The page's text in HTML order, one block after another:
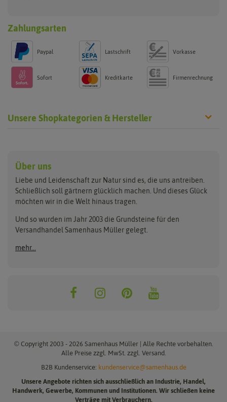
Zahlungsarten
Paypal Lastschrift Vorkasse
Sofort Kreditkarte Firmenrechnung
Unsere Shopkategorien & Hersteller
Anzuchtschalen
Erdbeertürme
Folien, Vliese und Netze
Gartengeräte
Nützlinge & Nisthilfen
Keimsprossen
Saatgut für Werbezwecke
Samen-Sets
Gemüsesamen
Exotische Samen
Rasensamen
Pflanzgut
Pflanzschalotten
Steckzwiebeln
Benary
Buzzy Seeds
Clever Pots
Dürr-Samen
FLORTUS
Greenline
Grüne Oase
ReNatura Vogelwelt
Über uns
Liebe und Leidenschaft zur Natur sind es, die uns antreiben.
Schließlich soll gärtnern glücklich machen. Und dieses Glück
möchten wir in die Welt hinaus tragen.
Und so wurden im Jahr 2003 die Grundsteine für den
Versandhandel Samenhaus Müller gelegt.
mehr...
© Copyright 2003 - 2026 Samenhaus Müller | Alle Rechte vorbehalten.
Alle Preise zzgl. MwSt. zzgl. Versand.
B2B Kundenservice: kundenservice@samenhaus.de
Unsere Angebote richten sich ausschließlich an Industrie, Handel,
Handwerk, Gewerbe, Kommunen und Institutionen. Wir schließen keine
Verträge mit Verbrauchern.